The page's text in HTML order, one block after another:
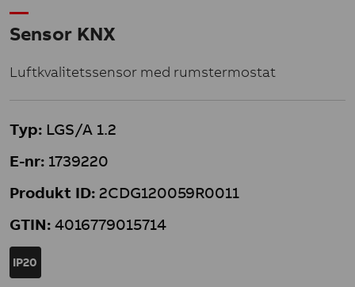
Sensor KNX
Luftkvalitetssensor med rumstermostat
Typ: LGS/A 1.2
E-nr: 1739220
Produkt ID: 2CDG120059R0011
GTIN: 4016779015714
IP20